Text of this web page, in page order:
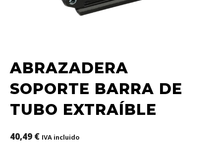
ABRAZADERA
SOPORTE BARRA DE
TUBO EXTRAÍBLE
40,49 € IVA incluido